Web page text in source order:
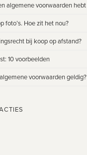
algemene voorwaarden hebt
foto’s. Hoe zit het nou?
bij koop op afstand?
10 voorbeelden
voorwaarden geldig?